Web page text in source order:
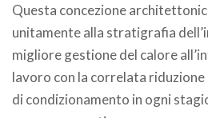
Questa concezione
unitamente alla stratigrafia
migliore gestione del calore
lavoro con la correlata riduzione
di condizionamento in ogni